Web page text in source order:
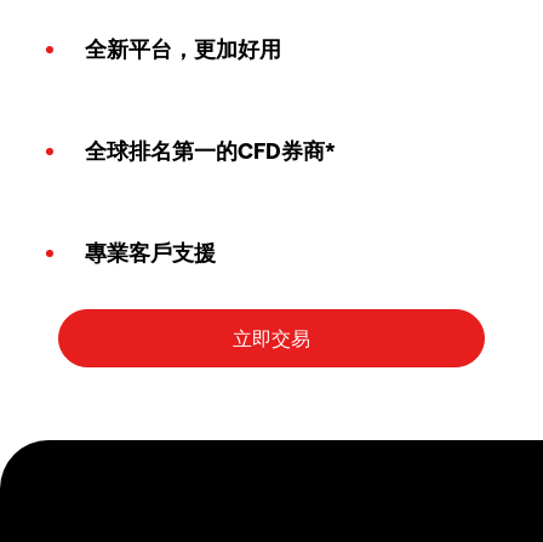
全新平台，更加好用
全球排名第一的CFD券商*
專業客戶支援